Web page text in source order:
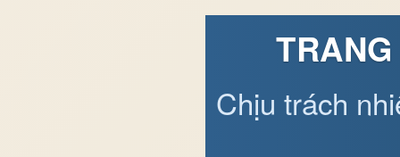
Chịu trách